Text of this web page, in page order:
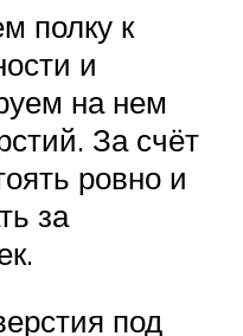
полку к
и
на нем
За счёт
ровно и
за
под